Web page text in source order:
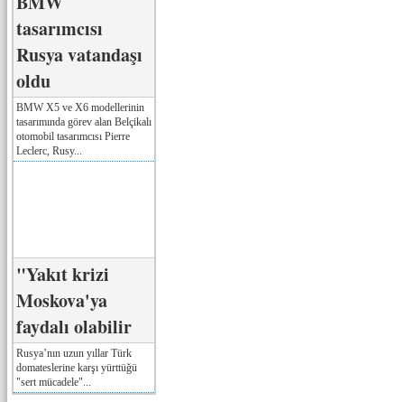
tasarımcısı
Rusya vatandaşı
oldu
BMW X5 ve X6 modellerinin
tasarımında görev alan Belçikalı
otomobil tasarımcısı Pierre
Leclerc, Rusy...
"Yakıt krizi
Moskova'ya
faydalı olabilir
Rusya’nın uzun yıllar Türk
domateslerine karşı yürttüğü
"sert mücadele"...